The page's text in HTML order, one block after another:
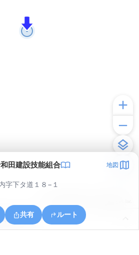
田建設技能組合 地図
字下タ道１８−１
共有 ルート
町上向上鴇